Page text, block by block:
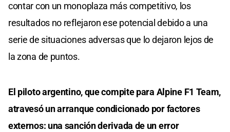
contar con un monoplaza más competitivo, los
resultados no reflejaron ese potencial debido a una
serie de situaciones adversas que lo dejaron lejos de
la zona de puntos.
El piloto argentino, que compite para Alpine F1 Team,
atravesó un arranque condicionado por factores
externos: una sanción derivada de un error